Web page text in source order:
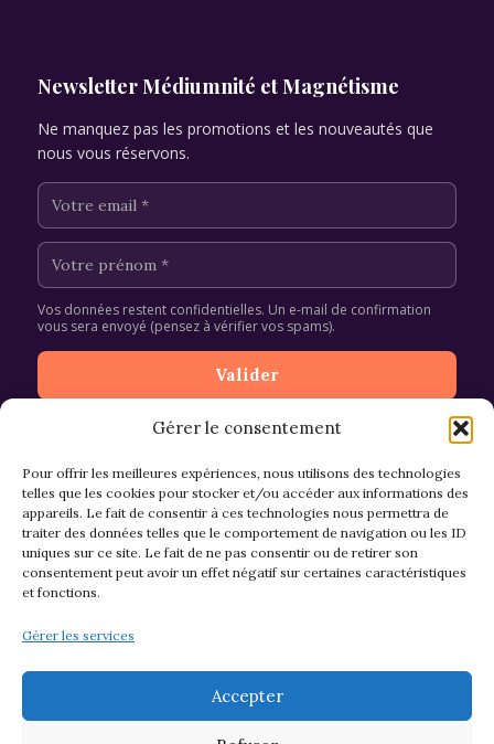
Gérer le consentement
Pour offrir les meilleures expériences, nous utilisons des technologies
telles que les cookies pour stocker et/ou accéder aux informations des
appareils. Le fait de consentir à ces technologies nous permettra de
traiter des données telles que le comportement de navigation ou les ID
uniques sur ce site. Le fait de ne pas consentir ou de retirer son
consentement peut avoir un effet négatif sur certaines caractéristiques
et fonctions.
Gérer les services
Accepter
Newsletter Médiumnité et Magnétisme
Ne manquez pas les promotions et les nouveautés que
nous vous réservons.
Vos données restent confidentielles. Un e-mail de confirmation
vous sera envoyé (pensez à vérifier vos spams).
CGV et Retours
Mentions légales & confidentialité